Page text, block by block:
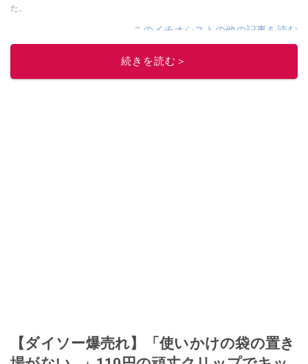
た。
このイチオシストの他の記事を読む
続きを読む＞
【ダイソー爆売れ】「使いかけの袋の置き